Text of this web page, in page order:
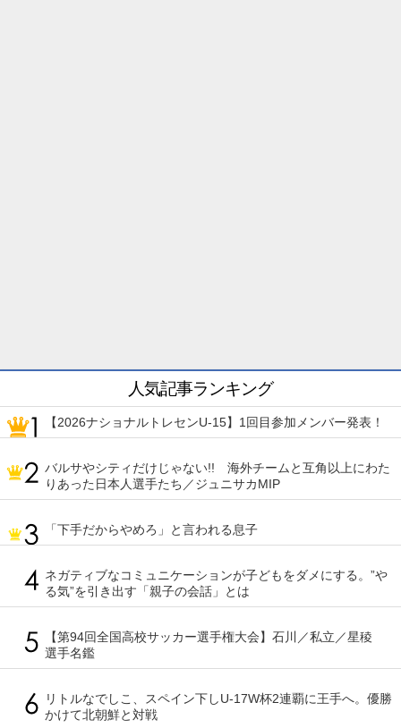
人気記事ランキング
【2026ナショナルトレセンU-15】1回目参加メンバー発表！
バルサやシティだけじゃない!! 海外チームと互角以上にわた
りあった日本人選手たち／ジュニサカMIP
「下手だからやめろ」と言われる息子
ネガティブなコミュニケーションが子どもをダメにする。”や
る気”を引き出す「親子の会話」とは
【第94回全国高校サッカー選手権大会】石川／私立／星稜
選手名鑑
リトルなでしこ、スペイン下しU-17W杯2連覇に王手へ。優勝
かけて北朝鮮と対戦